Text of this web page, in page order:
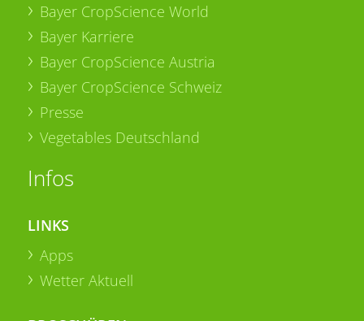
Bayer CropScience World
Bayer Karriere
Bayer CropScience Austria
Bayer CropScience Schweiz
Presse
Vegetables Deutschland
Infos
LINKS
Apps
Wetter Aktuell